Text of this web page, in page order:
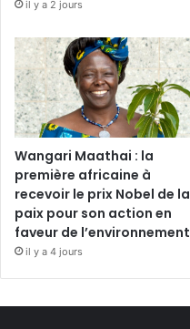
il y a 2 jours
Wangari Maathai : la
première africaine à
recevoir le prix Nobel de la
paix pour son action en
faveur de l’environnement
il y a 4 jours